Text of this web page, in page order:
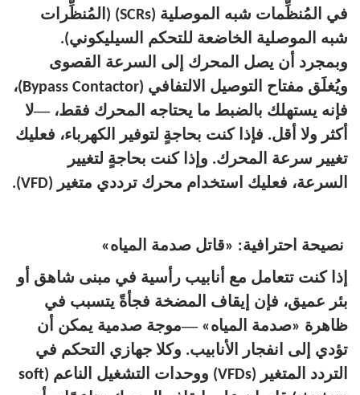
في المُنظِّمات شبه الموصلية (SCRs) (المُنظِّرات
شبه الموصلية الخاضعة للتحكم السيليكوني).
وبمجرد أن يصل المحرك إلى السرعة القصوى
ويُغلَق مفتاح التوصيل الالتفافي (Bypass Contactor)،
فإنه يستهلك بالضبط ما يحتاجه المحرك فقط،—لا
أكثر ولا أقل. فإذا كنت بحاجةٍ لتوفير الكهرباء، فعليك
تغيير سرعة المحرك. وإذا كنت بحاجةٍ لتغيير
السرعة، فعليك استخدام محرك ترددي متغير (VFD).
نصيحة احترافية: «قاتل صدمة المياه»
إذا كنت تتعامل مع أنابيب رأسية في مبنى شاهق أو
بئر عميق، فإن إيقاف المضخة فجأةً يتسبب في
ظاهرة «صدمة المياه»—موجة صدمية يمكن أن
تؤدي إلى انفجار الأنابيب. وكلا جهازي التحكم في
التردد المتغير (VFDs) ووحدات التشغيل الناعم (soft